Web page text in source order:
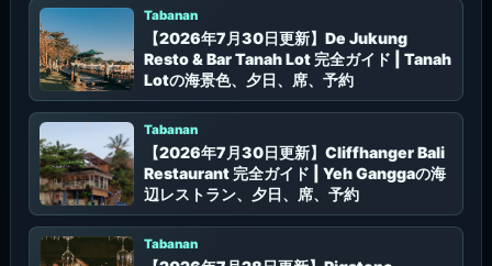
Tabanan
【2026年7月30日更新】De Jukung
Resto & Bar Tanah Lot 完全ガイド | Tanah
Lotの海景色、夕日、席、予約
Tabanan
【2026年7月30日更新】Cliffhanger Bali
Restaurant 完全ガイド | Yeh Ganggaの海
辺レストラン、夕日、席、予約
Tabanan